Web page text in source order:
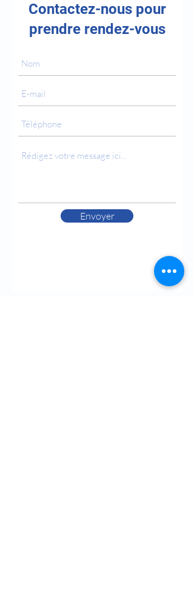
Contactez-nous pour
prendre rendez-vous
Envoyer